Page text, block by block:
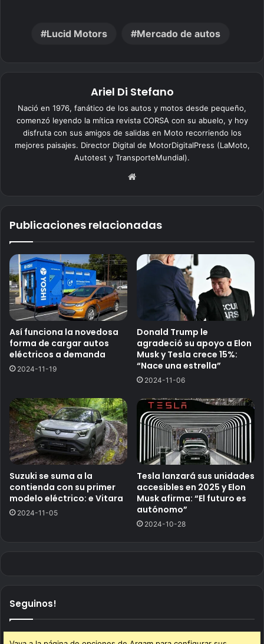
Lucid Motors Mercado de autos
Ariel Di Stefano
Nació en 1976, fanático de los autos y motos desde pequeño,
comenzó leyendo la mítica revista CORSA con su abuelo, y hoy
disfruta con sus amigos de salidas en Moto recorriendo los
mejores paisajes. Director Digital de MotorDigitalPress (LaMoto,
Autotest y TransporteMundial).
b
Publicaciones relacionadas
Así funciona la novedosa
forma de cargar autos
eléctricos a demanda
2024-11-19
Donald Trump le
agradeció su apoyo a Elon
Musk y Tesla crece 15%:
“Nace una estrella”
2024-11-06
Suzuki se suma a la
contienda con su primer
modelo eléctrico: e Vitara
2024-11-05
Tesla lanzará sus unidades
accesibles en 2025 y Elon
Musk afirma: “El futuro es
autónomo”
2024-10-28
Seguinos!